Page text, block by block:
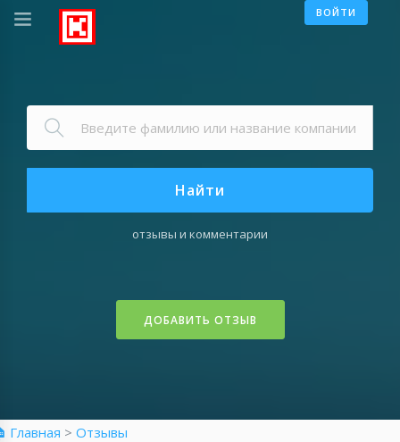
ВОЙТИ
Найти
отзывы и комментарии
ДОБАВИТЬ ОТЗЫВ
Главная > Отзывы